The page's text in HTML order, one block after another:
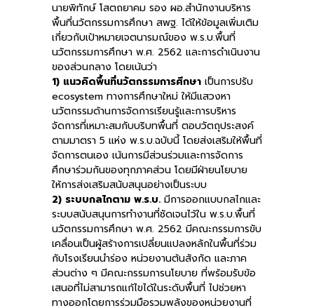
นายพิทักษ์ โสตถยาคม รอง ผอ.สำนักงานบริหาร
พื้นที่นวัตกรรมการศึกษา สพฐ. ได้ให้ข้อมูลเพิ่มเติม
เกี่ยวกับเป้าหมายเจตนารมณ์ของ พ.ร.บ.พื้นที่
นวัตกรรมการศึกษา พ.ศ. 2562 และการดำเนินงาน
ของส่วนกลาง โดยเน้นว่า
1) แนวคิดพื้นที่นวัตกรรมการศึกษา เป็นการปรับ
ecosystem ทางการศึกษาใหม่ ให้มีแสวงหา
นวัตกรรมด้านการจัดการเรียนรู้และการบริหาร
จัดการที่เหมาะสมกับบริบทพื้นที่ ตอบวัตถุประสงค์
ตามมาตรา 5 แห่ง พ.ร.บ.ฉบับนี้ โดยส่งเสริมให้พื้นที่
จัดการตนเอง เน้นการมีส่วนร่วมและการจัดการ
ศึกษาร่วมกันของทุกภาคส่วน โดยมีฝ่ายนโยบาย
ให้การส่งเสริมสนับสนุนอย่างเป็นระบบ
2) ระบบกลไกตาม พ.ร.บ. มีการออกแบบกลไกและ
ระบบสนับสนุนการทำงานที่ชัดเจนไว้ใน พ.ร.บ.พื้นที่
นวัตกรรมการศึกษา พ.ศ. 2562 มีคณะกรรมการขับ
เคลื่อนเป็นผู้สร้างการเปลี่ยนแปลงหลักในพื้นที่ร่วม
กับโรงเรียนนำร่อง หน่วยงานต้นสังกัด และภาค
ส่วนต่าง ๆ มีคณะกรรมการนโยบาย ที่พร้อมรับข้อ
เสนอที่ไม่สามารถแก้ไขได้ในระดับพื้นที่ ไปช่วยหา
ทางออกโดยการร่วมมือรวมพลังของหน่วยงานที่